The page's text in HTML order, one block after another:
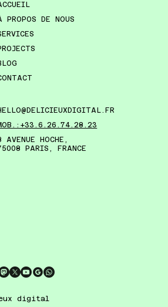
PROPOS DE NOUS
AVENUE HOCHE,
PARIS, FRANCE
digital